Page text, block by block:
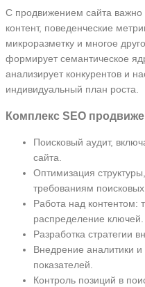
С продвижением сайта важно
контент, поведенческие
микроразметку и многое
формирует семантическое
анализирует конкурентов и
индивидуальный план роста.
Комплекс SEO
Поисковый аудит,
сайта.
Оптимизация
требованиям
Работа над контентом:
распределение ключей.
Разработка стратегии
Внедрение аналитики
показателей.
Контроль позиций в